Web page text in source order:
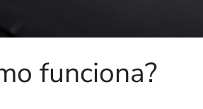
funciona?